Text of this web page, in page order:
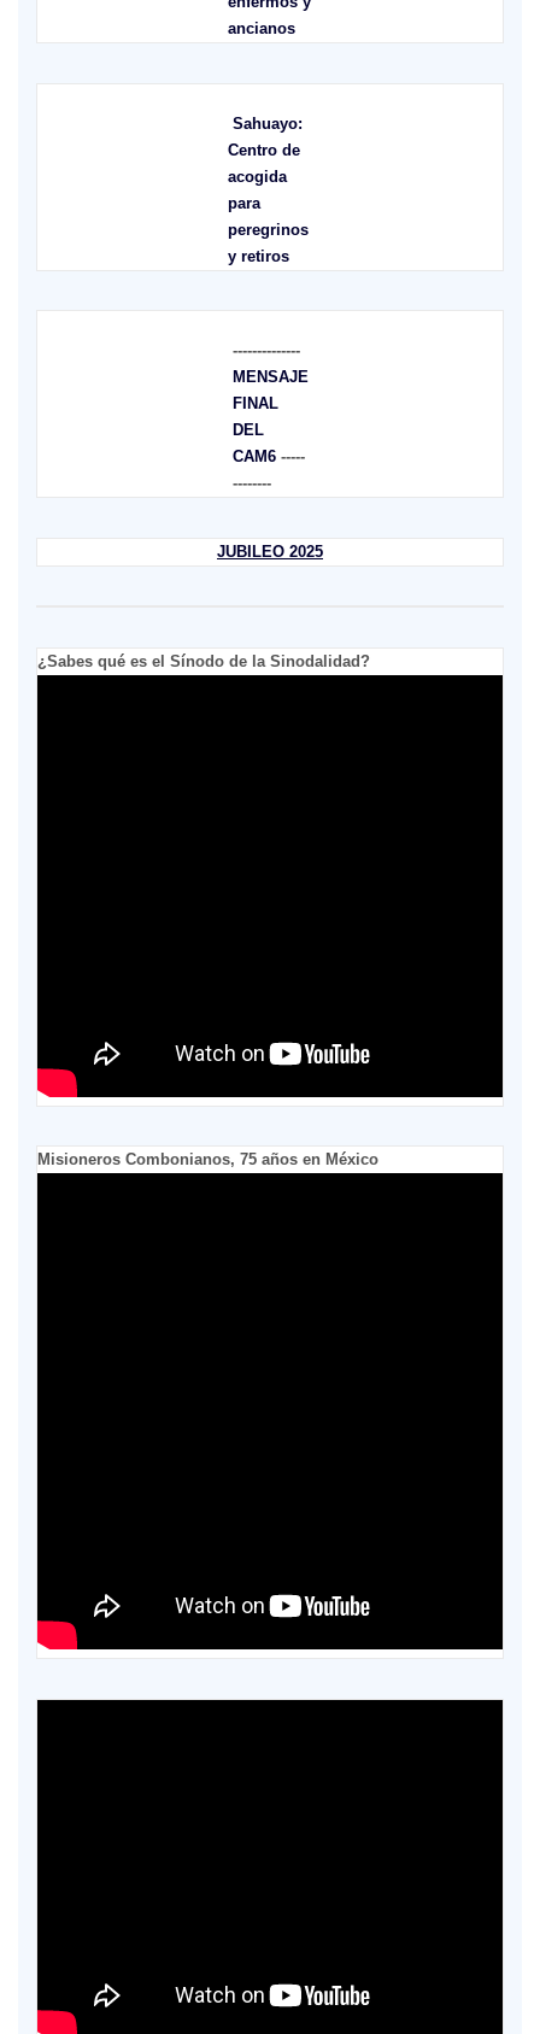
ancianos
Sahuayo:
Centro de
acogida
para
peregrinos
y retiros
--------------
MENSAJE
FINAL
DEL
CAM6-----
--------
JUBILEO 2025
¿Sabes qué es el Sínodo de la Sinodalidad?
Misioneros Combonianos, 75 años en México